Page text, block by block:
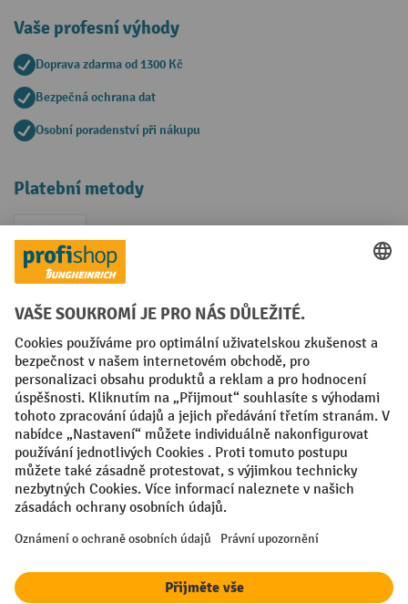
Vaše profesní výhody
Doprava zdarma od 1300 Kč
Bezpečná ochrana dat
Osobní poradenství při nákupu
Platební metody
Faktura
Sociální sítě
Facebook
YouTubeLinkedIn
VODP Otisk
Prohlášení o ochraně osobních údajů
Nastavení ochrany osobních údajů
All prices excl. VAT plusshipping costsand possible delivery charges,
¹ Sleva platí do vyprodání zásob. Sleva se nevztahuje na akční ceny.